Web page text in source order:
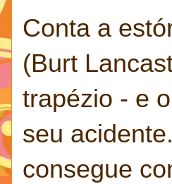
Conta a
(Burt
trapézio - e
seu
consegue